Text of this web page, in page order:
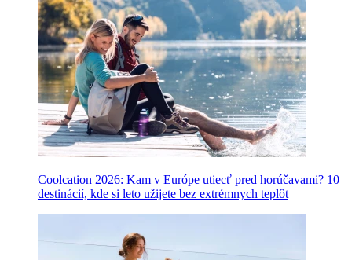
Coolcation 2026: Kam v Európe utiecť pred horúčavami? 10
destinácií, kde si leto užijete bez extrémnych teplôt